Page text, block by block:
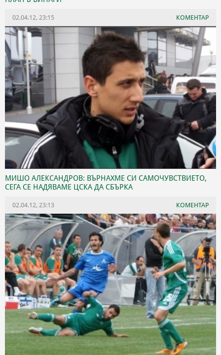
02.04.12, 23:15 КОМЕНТАР
МИШО АЛЕКСАНДРОВ: ВЪРНАХМЕ СИ САМОЧУВСТВИЕТО,
СЕГА СЕ НАДЯВАМЕ ЦСКА ДА СБЪРКА
02.04.12, 23:13 КОМЕНТАР